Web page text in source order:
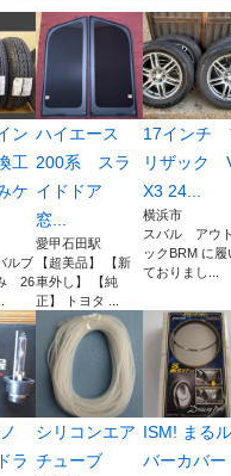
ン
工
ケ
ルブ
26
ハイエース
200系 スラ
イドドア
窓...
愛甲石田駅
【超美品】 【新
車外し】 【純
正】 トヨタ ...
17インチ
リザック
X3 24...
横浜市
スバル アウ
ックBRM に履
ておりまし...
ラ
シリコンエア
チューブ
ISM! まる
バーカバー